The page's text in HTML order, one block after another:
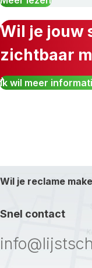
Wil je jouw
zichtbaar
Ik wil meer
Wil je reclame
Snel contact